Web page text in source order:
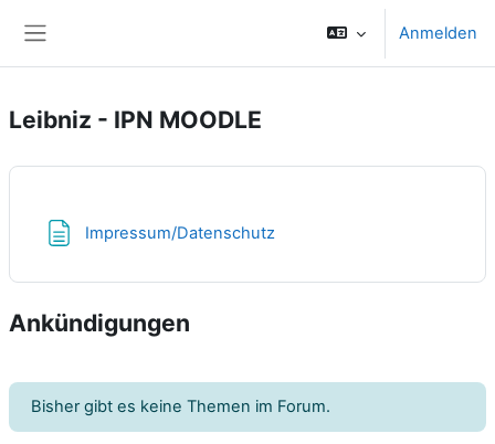
Anmelden
Leibniz - IPN MOODLE
Impressum/Datenschutz
Ankündigungen
Bisher gibt es keine Themen im Forum.